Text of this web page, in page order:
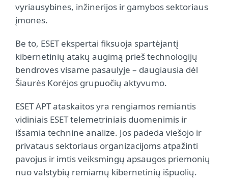
vyriausybines, inžinerijos ir gamybos sektoriaus
įmones.
Be to, ESET ekspertai fiksuoja spartėjantį
kibernetinių atakų augimą prieš technologijų
bendroves visame pasaulyje – daugiausia dėl
Šiaurės Korėjos grupuočių aktyvumo.
ESET APT ataskaitos yra rengiamos remiantis
vidiniais ESET telemetriniais duomenimis ir
išsamia technine analize. Jos padeda viešojo ir
privataus sektoriaus organizacijoms atpažinti
pavojus ir imtis veiksmingų apsaugos priemonių
nuo valstybių remiamų kibernetinių išpuolių.